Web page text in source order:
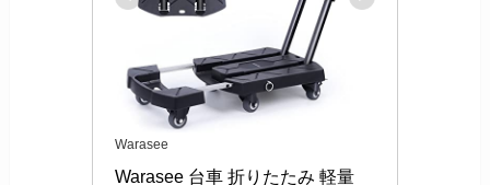
Warasee
Warasee 台車 折りたたみ 軽量